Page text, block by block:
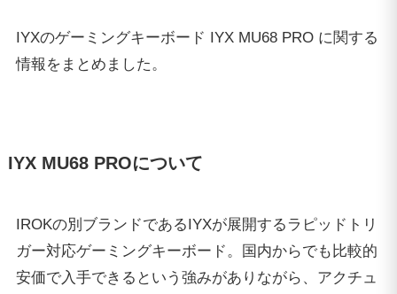
IYXのゲーミングキーボード IYX MU68 PRO に関する
情報をまとめました。
IYX MU68 PROについて
IROKの別ブランドであるIYXが展開するラピッドトリ
ガー対応ゲーミングキーボード。国内からでも比較的
安価で入手できるという強みがありながら、アクチュ